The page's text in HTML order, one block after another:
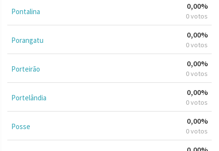
Pontalina
0,00%
0 votos
Porangatu
0,00%
0 votos
Porteirão
0,00%
0 votos
Portelândia
0,00%
0 votos
Posse
0,00%
0 votos